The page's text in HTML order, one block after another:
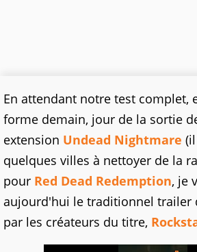
En attendant notre test complet,
forme demain, jour de la sortie
extension Undead Nightmare
quelques villes à nettoyer de la
pour Red Dead Redemption, je
aujourd'hui le traditionnel trailer
par les créateurs du titre,